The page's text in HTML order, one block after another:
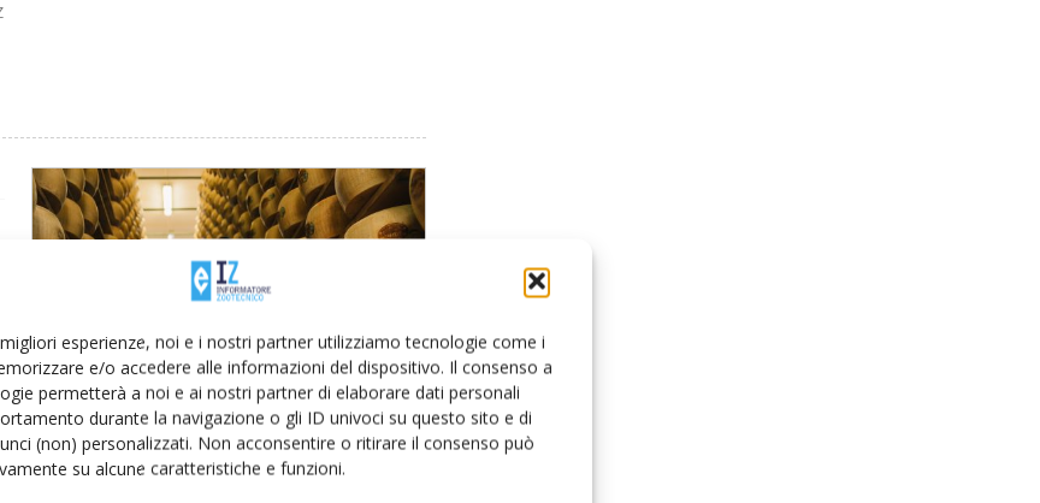
esperienze, noi e i nostri partner utilizziamo tecnologie come i
e/o accedere alle informazioni del dispositivo. Il consenso a
permetterà a noi e ai nostri partner di elaborare dati personali
durante la navigazione o gli ID univoci su questo sito e di
(non) personalizzati. Non acconsentire o ritirare il consenso può
su alcune caratteristiche e funzioni.